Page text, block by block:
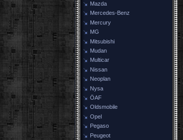
Mazda
Mercedes-Benz
Mercury
MG
Mitsubishi
Mudan
Multicar
Nissan
Neoplan
Nysa
ÖAF
Oldsmobile
Opel
Pegaso
Peugeot